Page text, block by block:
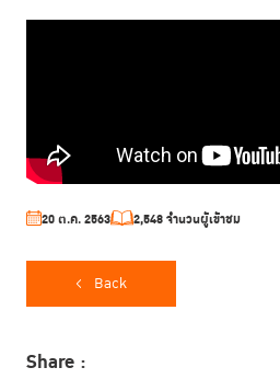
20 ต.ค. 2563 2,548 จำนวนผู้เข้าชม
Back
Share :